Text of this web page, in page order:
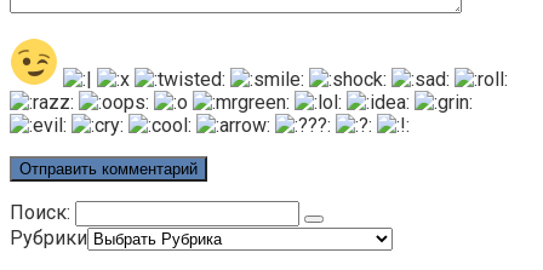
Поиск:
Рубрики